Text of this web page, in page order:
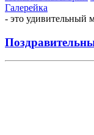
Галерейка
- это удивительный